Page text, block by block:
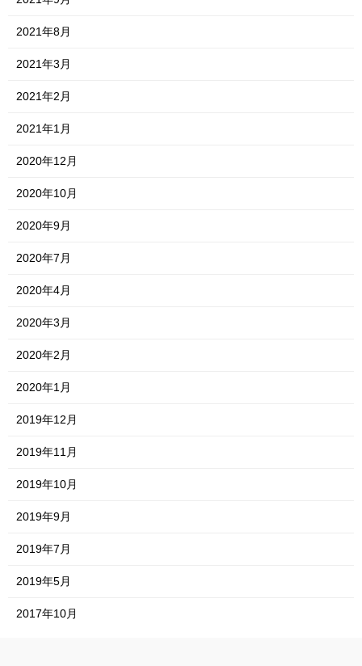
2021年8月
2021年3月
2021年2月
2021年1月
2020年12月
2020年10月
2020年9月
2020年7月
2020年4月
2020年3月
2020年2月
2020年1月
2019年12月
2019年11月
2019年10月
2019年9月
2019年7月
2019年5月
2017年10月